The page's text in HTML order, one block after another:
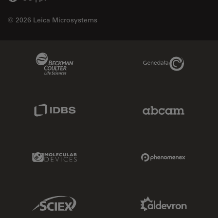
© 2026 Leica Microsystems
Genedata Link
Molecular Devices Link
Sciex Link